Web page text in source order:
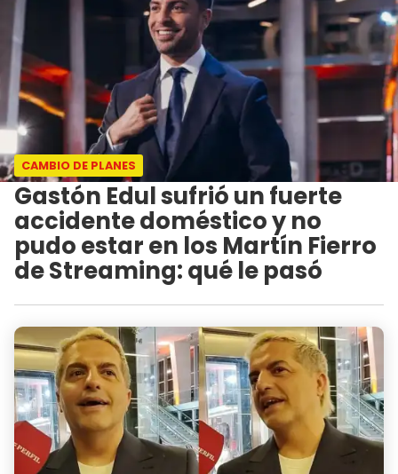
CAMBIO DE PLANES
Gastón Edul sufrió un fuerte
accidente doméstico y no
pudo estar en los Martín Fierro
de Streaming: qué le pasó